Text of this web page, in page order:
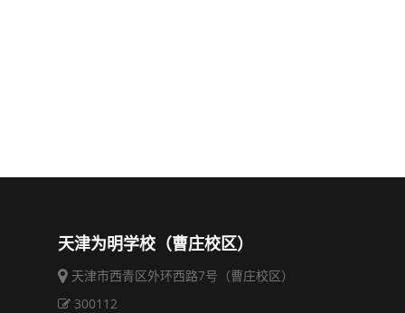
天津为明学校（曹庄校区）
天津市西青区外环西路7号（曹庄校区）
300112